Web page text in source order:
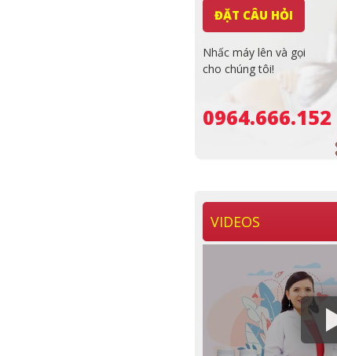
0964.666.152
ĐẶT CÂU HỎI
Nhấc máy lên và gọi
cho chúng tôi!
VIDEOS